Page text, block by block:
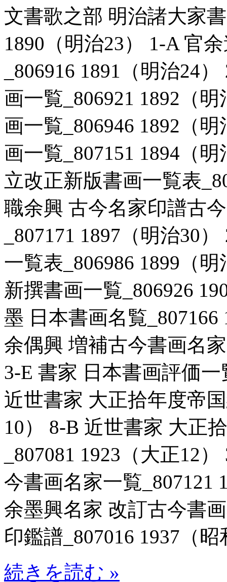
文書歌之部 明治諸大家
1890（明治23） 1-A 官
_806916 1891（明治24
画一覧_806921 1892（
画一覧_806946 1892（
画一覧_807151 1894（
立改正新版書画一覧表
職余興 古今名家印譜古
_807171 1897（明治30
一覧表_806986 1899（
新撰書画一覧_806926
墨 日本書画名覧
余偶興 増補古今書画名
3-E 書家 日本書画評価一
近世書家 大正拾年度帝
10） 8-B 近世書家 大正
_807081 1923（大正12
今書画名家一覧_807121
余墨興名家 改訂古今書
印鑑譜_807016 1937（
続きを読む »